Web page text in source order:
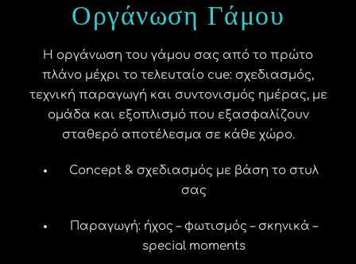
Οργάνωση Γάμου
Η οργάνωση του γάμου σας από το πρώτο
πλάνο μέχρι το τελευταίο cue: σχεδιασμός,
τεχνική παραγωγή και συντονισμός ημέρας, με
ομάδα και εξοπλισμό που εξασφαλίζουν
σταθερό αποτέλεσμα σε κάθε χώρο.
Concept & σχεδιασμός με βάση το στυλ
σας
Παραγωγή: ήχος – φωτισμός – σκηνικά –
special moments